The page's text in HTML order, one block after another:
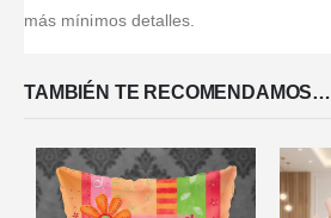
más mínimos detalles.
TAMBIÉN TE RECOMENDAMOS…